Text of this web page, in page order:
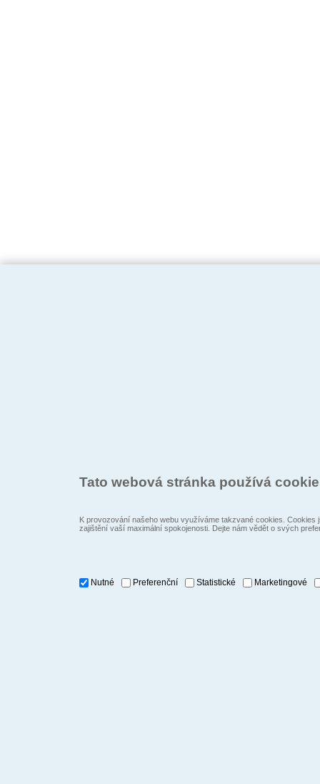
Tato webová stránka používá
K provozování našeho webu využíváme takzvané cookies.
zajištění vaší maximální spokojenosti. Dejte nám vědět o svých
Nutné Preferenční Statistické Marketingové